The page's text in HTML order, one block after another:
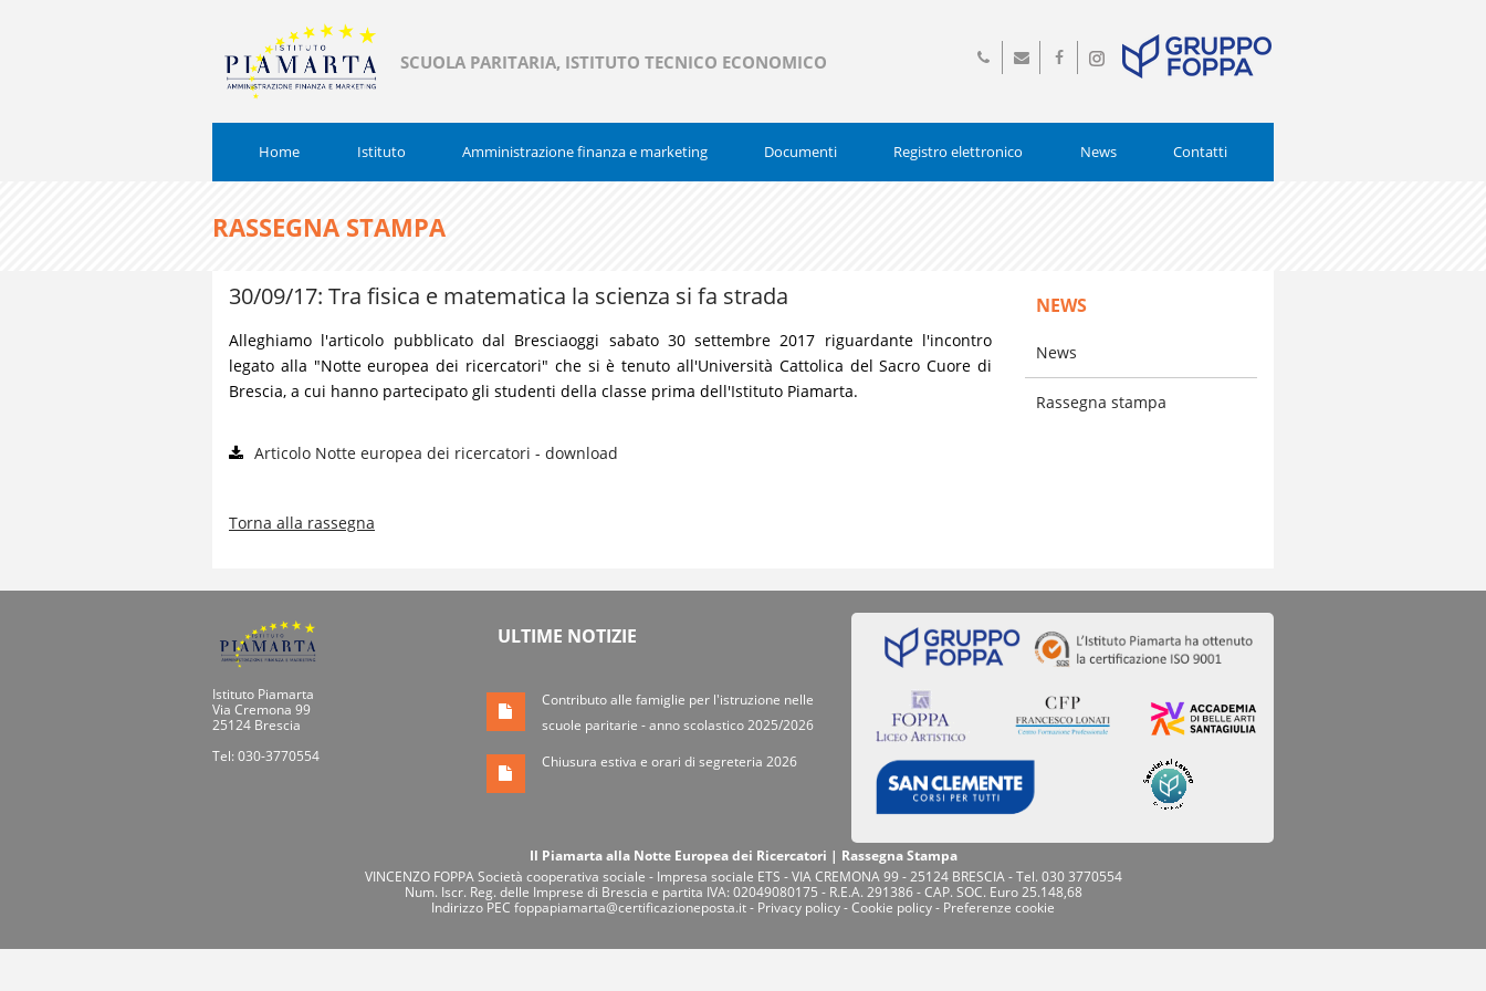
SCUOLA PARITARIA, ISTITUTO TECNICO ECONOMICO
info@istitutopiamarta.it
Seguici
Home Istituto Amministrazione finanza e marketing Documenti Registro elettronico News Contatti
RASSEGNA STAMPA
30/09/17: Tra fisica e matematica la scienza si fa strada
Alleghiamo l'articolo pubblicato dal Bresciaoggi sabato 30 settembre 2017 riguardante l'incontro
legato alla "Notte europea dei ricercatori" che si è tenuto all'Università Cattolica del Sacro Cuore di
Brescia, a cui hanno partecipato gli studenti della classe prima dell'Istituto Piamarta.
Articolo Notte europea dei ricercatori - download
Torna alla rassegna
NEWS
News
Rassegna stampa
Istituto Piamarta
Via Cremona 99
25124 Brescia
Tel: 030-3770554
ULTIME NOTIZIE
Contributo alle famiglie per l'istruzione nelle
scuole paritarie - anno scolastico 2025/2026
Chiusura estiva e orari di segreteria 2026
Il Piamarta alla Notte Europea dei Ricercatori | Rassegna Stampa
VINCENZO FOPPA Società cooperativa sociale - Impresa sociale ETS - VIA CREMONA 99 - 25124 BRESCIA - Tel. 030 3770554
Num. Iscr. Reg. delle Imprese di Brescia e partita IVA: 02049080175 - R.E.A. 291386 - CAP. SOC. Euro 25.148,68
Indirizzo PEC foppapiamarta@certificazioneposta.it- Privacy policy-Cookie policy- Preferenze cookie